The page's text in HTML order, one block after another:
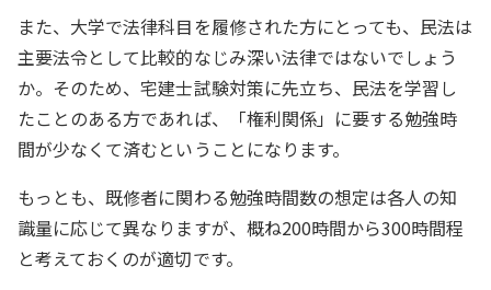
また、大学で法律科目を履修された方にとっても、民法は
主要法令として比較的なじみ深い法律ではないでしょう
か。そのため、宅建士試験対策に先立ち、民法を学習し
たことのある方であれば、「権利関係」に要する勉強時
間が少なくて済むということになります。
もっとも、既修者に関わる勉強時間数の想定は各人の知
識量に応じて異なりますが、概ね200時間から300時間程
と考えておくのが適切です。